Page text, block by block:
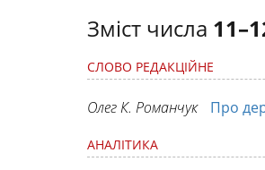
Зміст числа
СЛОВО РЕДАКЦІЙНЕ
Олег К. Романчук Про
АНАЛІТИКА